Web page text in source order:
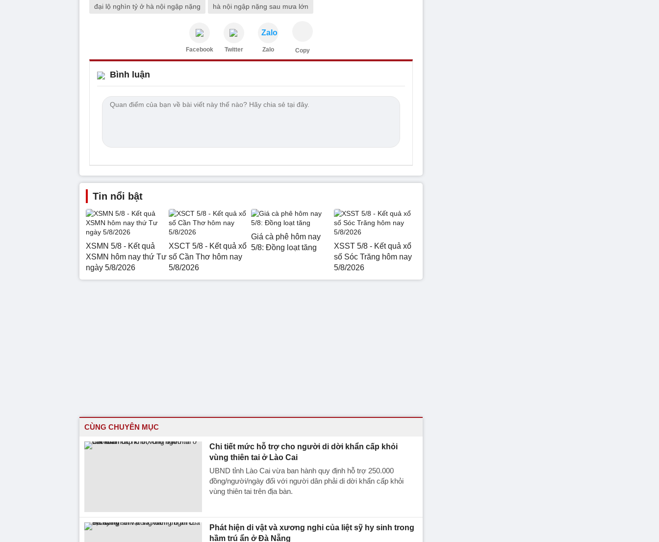
đại lộ nghìn tỷ ở hà nội ngập nặng hà nội ngập nặng sau mưa lớn
Facebook Twitter
Zalo
Zalo Copy
Bình luận
Tin nổi bật
XSMN 5/8 - Kết quả
XSMN hôm nay thứ Tư
ngày 5/8/2026
XSCT 5/8 - Kết quả xổ
số Cần Thơ hôm nay
5/8/2026
Giá cà phê hôm nay
5/8: Đồng loạt tăng
XSST 5/8 - Kết quả xổ
số Sóc Trăng hôm nay
5/8/2026
CÙNG CHUYÊN MỤC
Chi tiết mức hỗ trợ cho người di dời khẩn cấp khỏi
vùng thiên tai ở Lào Cai
UBND tỉnh Lào Cai vừa ban hành quy định hỗ trợ 250.000
đồng/người/ngày đối với người dân phải di dời khẩn cấp khỏi
vùng thiên tai trên địa bàn.
Phát hiện di vật và xương nghi của liệt sỹ hy sinh trong
hầm trú ẩn ở Đà Nẵng